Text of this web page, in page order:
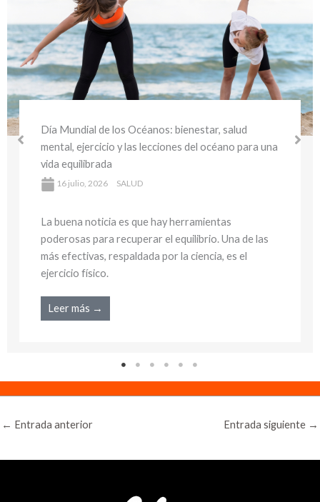
Día Mundial del Medio Ambiente y la Salud:
bienestar sostenible y hábitos saludables para
cuidar tu salud y el planeta
16 julio, 2026
La buena noticia es que hay herramientas
poderosas para recuperar el equilibrio. Una de las
más efectivas, respaldada por la ciencia, es el
ejercicio físico.
Leer más →
← Entrada anterior Entrada siguiente →